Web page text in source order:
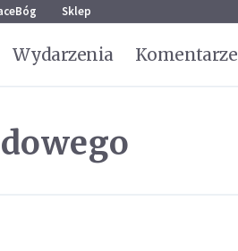
Sklep
Wydarzenia Komentarze